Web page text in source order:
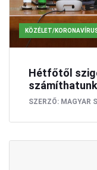
KÖZÉLET/
Hétfőtől
számíthatunk
SZERZŐ: MAGYAR